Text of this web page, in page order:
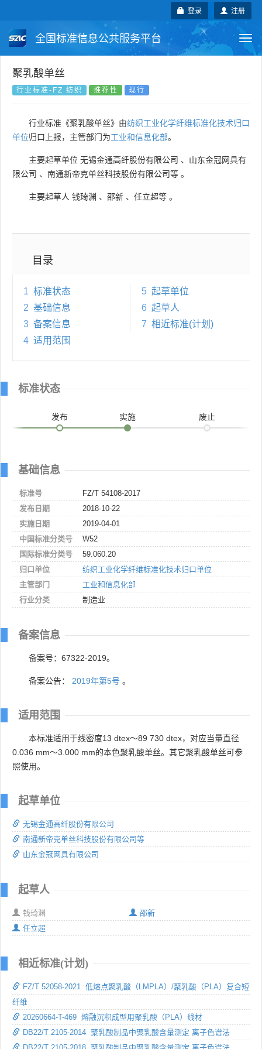
注册
登录
全国标准信息公共服务平台
国家标准
国外标准 技术委员会
聚乳酸单丝
行业标准-FZ 纺织 推荐性 现行
行业标准《聚乳酸单丝》由纺织工业化学纤维标准化技术归口
单位归口上报，主管部门为工业和信息化部。
主要起草单位 无锡金通高纤股份有限公司 、 山东金冠网具有
限公司 、 南通新帝克单丝科技股份有限公司等 。
主要起草人 钱琦渊 、 邵新 、 任立超等 。
目录
1 标准状态
2 基础信息
3 备案信息
4 适用范围
5 起草单位
6 起草人
7 相近标准(计划)
标准状态
发布 实施 废止
基础信息
标准号
FZ/T 54108-2017
发布日期
2018-10-22
实施日期
2019-04-01
中国标准分类号
W52
国际标准分类号
59.060.20
归口单位
纺织工业化学纤维标准化技术归口单位
主管部门
工业和信息化部
行业分类
制造业
备案信息
备案号：67322-2019。
备案公告： 2019年第5号 。
适用范围
本标准适用于线密度13 dtex～89 730 dtex，对应当量直径
0.036 mm～3.000 mm的本色聚乳酸单丝。其它聚乳酸单丝可参
照使用。
起草单位
无锡金通高纤股份有限公司
南通新帝克单丝科技股份有限公司等
山东金冠网具有限公司
起草人
钱琦渊
邵新
任立超
相近标准(计划)
FZ/T 52058-2021 低熔点聚乳酸（LMPLA）/聚乳酸（PLA）复合短
纤维
20260664-T-469 熔融沉积成型用聚乳酸（PLA）线材
DB22/T 2105-2014 聚乳酸制品中聚乳酸含量测定 离子色谱法